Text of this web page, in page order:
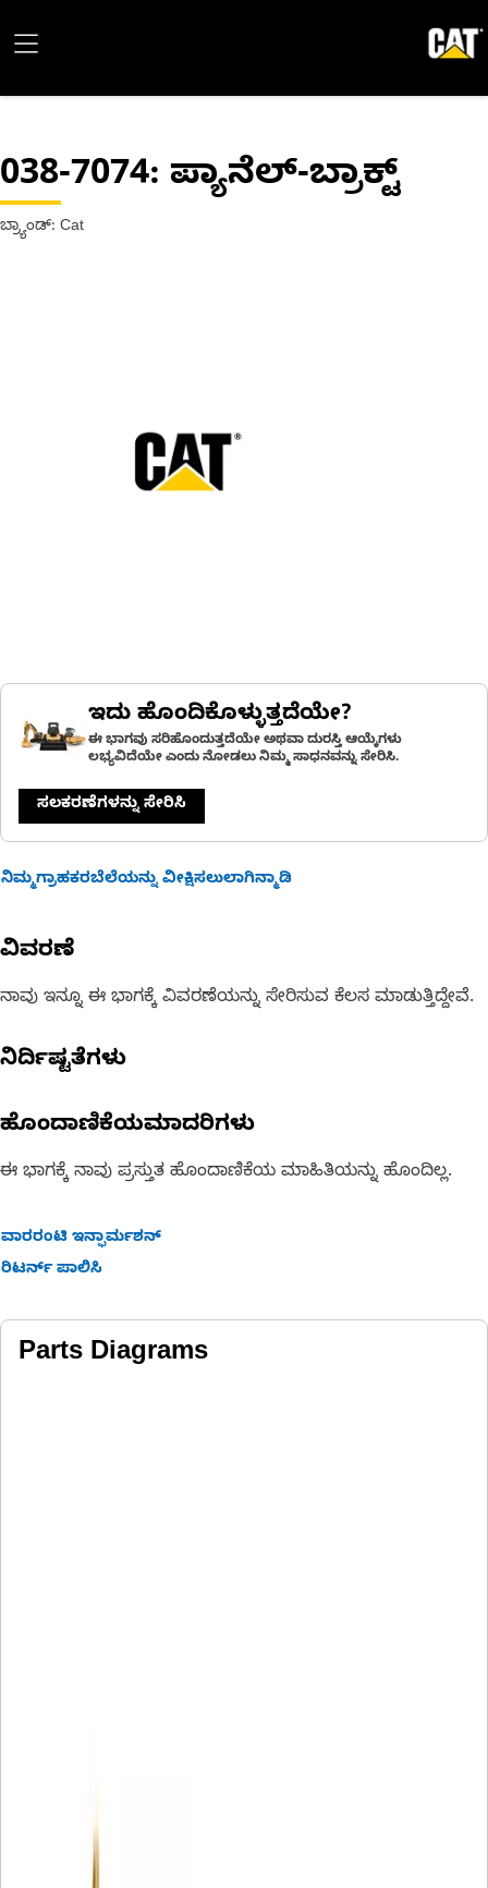
038-7074: ಪ್ಯಾನೆಲ್-ಬ್ರಾಕ್ಟ್
ಬ್ರ್ಯಾಂಡ್: Cat
ಇದು ಹೊಂದಿಕೊಳ್ಳುತ್ತದೆಯೇ?
ಈ ಭಾಗವು ಸರಿಹೊಂದುತ್ತದೆಯೇ ಅಥವಾ ದುರಸ್ತಿ ಆಯ್ಕೆಗಳು
ಲಭ್ಯವಿದೆಯೇ ಎಂದು ನೋಡಲು ನಿಮ್ಮ ಸಾಧನವನ್ನು ಸೇರಿಸಿ.
ಸಲಕರಣೆಗಳನ್ನು ಸೇರಿಸಿ
ನಿಮ್ಮಗ್ರಾಹಕರಬೆಲೆಯನ್ನು ವೀಕ್ಷಿಸಲುಲಾಗಿನ್ಮಾಡಿ
ವಿವರಣೆ
ನಾವು ಇನ್ನೂ ಈ ಭಾಗಕ್ಕೆ ವಿವರಣೆಯನ್ನು ಸೇರಿಸುವ ಕೆಲಸ ಮಾಡುತ್ತಿದ್ದೇವೆ.
ನಿರ್ದಿಷ್ಟತೆಗಳು
ಹೊಂದಾಣಿಕೆಯಮಾದರಿಗಳು
ಈ ಭಾಗಕ್ಕೆ ನಾವು ಪ್ರಸ್ತುತ ಹೊಂದಾಣಿಕೆಯ ಮಾಹಿತಿಯನ್ನು ಹೊಂದಿಲ್ಲ.
ವಾರರಂಟಿ ಇನ್ಫಾರ್ಮಶನ್
ರಿಟರ್ನ್ ಪಾಲಿಸಿ
Parts Diagrams